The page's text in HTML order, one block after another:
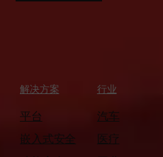
解决方案
平台
嵌入式安全
行业
汽车
医疗